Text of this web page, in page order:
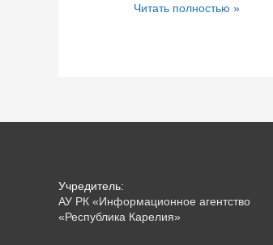
Стали
Читать полностью »
Учредитель:
АУ РК «Информационное агентство
«Республика Карелия»